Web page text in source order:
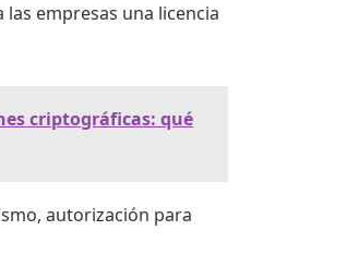
empresas una licencia
criptográficas: qué
autorización para